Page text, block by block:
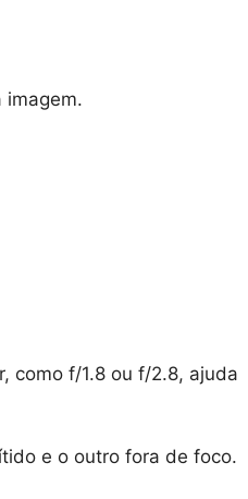
imagem.
como f/1.8 ou f/2.8, ajuda
e o outro fora de foco.